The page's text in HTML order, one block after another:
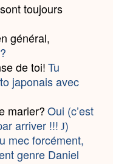
toujours
général,
de toi! Tu
japonais avec
marier? Oui (c’est
arriver !!! J)
mec forcément,
genre Daniel